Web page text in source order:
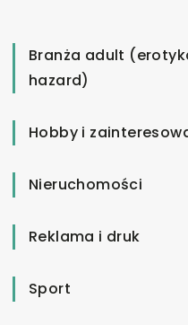
Branża adult
hazard)
Hobby i
Nieruchomości
Reklama i druk
Sport